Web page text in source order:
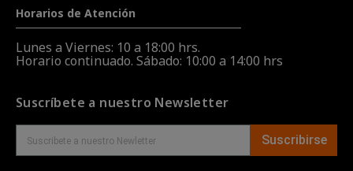
Horarios de Atención
Lunes a Viernes: 10 a 18:00 hrs.
Horario continuado. Sábado: 10:00 a 14:00 hrs
Suscríbete a nuestro Newsletter
Suscribirse